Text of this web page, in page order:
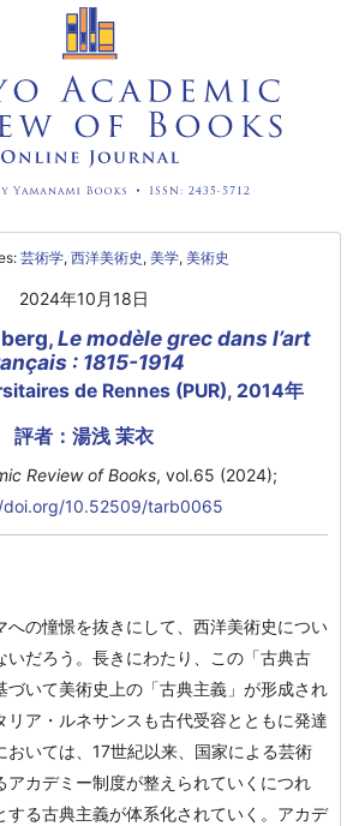
芸術学, 西洋美術史 , 美学, 美術史
2024年10月18日
Le modèle grec dans l’art
: 1815-1914
de Rennes (PUR), 2014年
評者：湯浅 茉衣
Review of Books, vol.65 (2024);
10.52509/tarb0065
への憧憬を抜きにして、西洋美術史につい
いだろう。長きにわたり、この「古典古
づいて美術史上の「古典主義」が形成され
リア・ルネサンスも古代受容とともに発達
おいては、17世紀以来、国家による芸術
アカデミー制度が整えられていくにつれ
する古典主義が体系化されていく。アカデ